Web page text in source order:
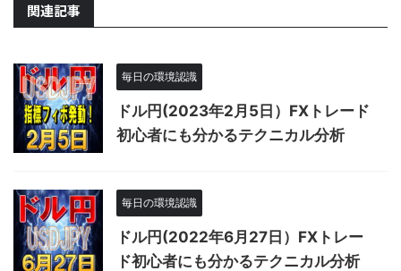
関連記事
毎日の環境認識
ドル円(2023年2月5日）FXトレード
初心者にも分かるテクニカル分析
毎日の環境認識
ドル円(2022年6月27日）FXトレー
ド初心者にも分かるテクニカル分析